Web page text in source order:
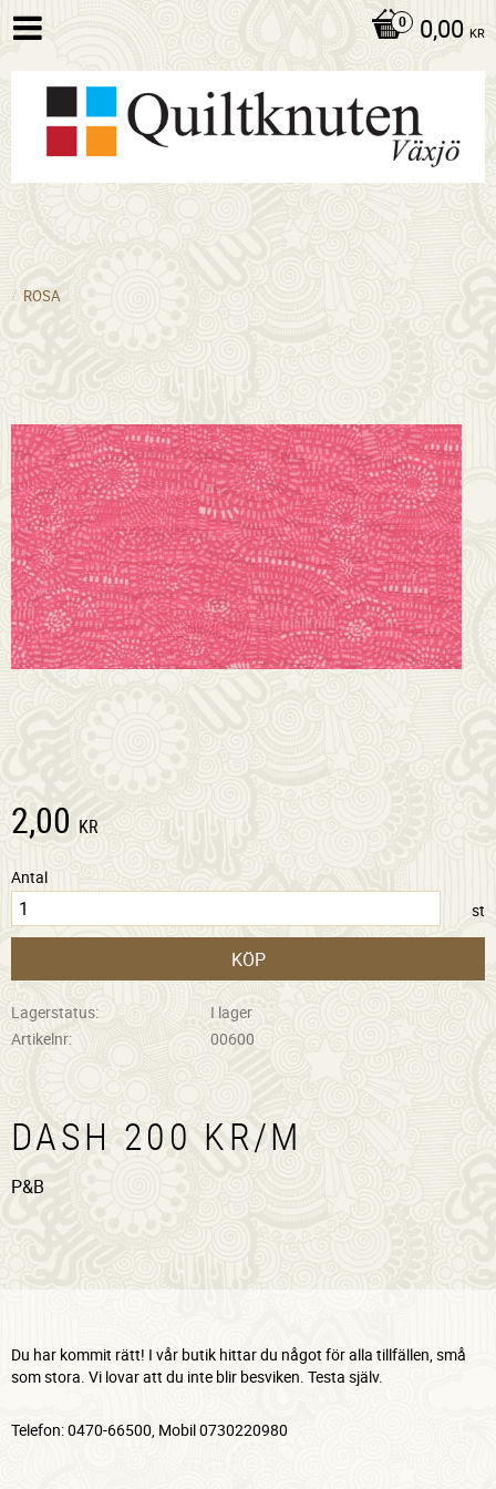
0,00 KR
ROSA
2,00 KR
Antal
st
KÖP
Lagerstatus
I lager
Artikelnr
00600
DASH 200 KR/M
P&B
Du har kommit rätt! I vår butik hittar du något för alla tillfällen, små
som stora. Vi lovar att du inte blir besviken. Testa själv.
Telefon: 0470-66500, Mobil 0730220980